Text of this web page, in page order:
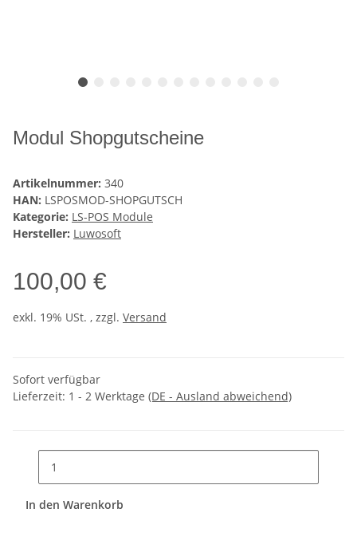
Modul Shopgutscheine
Artikelnummer: 340
HAN: LSPOSMOD-SHOPGUTSCH
Kategorie: LS-POS Module
Hersteller: Luwosoft
100,00 €
exkl. 19% USt. , zzgl. Versand
Sofort verfügbar
Lieferzeit: 1 - 2 Werktage (DE - Ausland abweichend)
In den Warenkorb